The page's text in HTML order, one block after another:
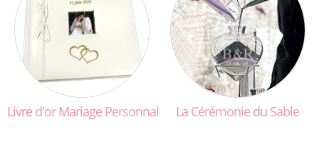
Livre d'orMariage Personnalisé La Cérémonie du Sable